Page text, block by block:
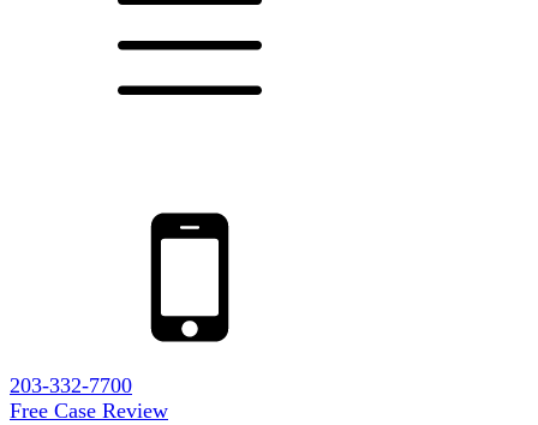
203-332-7700
Free Case Review